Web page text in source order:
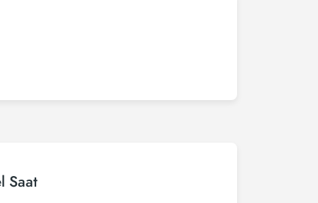
Saat